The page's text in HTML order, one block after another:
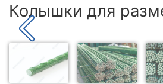
Колышки для